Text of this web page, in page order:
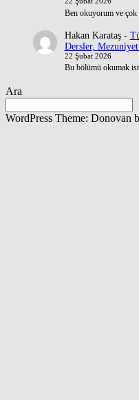
Ben okuyorum ve çok
Hakan Karataş-
Dersler,
22 Şubat 2026
Bu bölümü okumak
Ara
WordPress Theme: Donovan